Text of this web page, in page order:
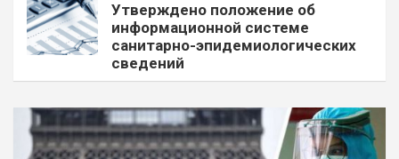
Утверждено положение об
информационной системе
санитарно-эпидемиологических
сведений